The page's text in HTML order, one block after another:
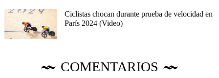
Ciclistas chocan durante prueba de velocidad en
París 2024 (Video)
COMENTARIOS